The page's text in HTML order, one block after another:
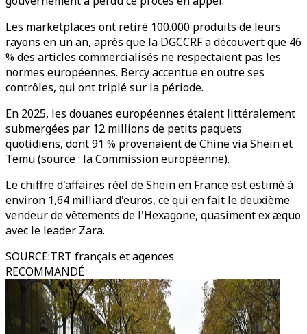
Les marketplaces ont retiré 100.000 produits de leurs
rayons en un an, après que la DGCCRF a découvert que 46
% des articles commercialisés ne respectaient pas les
normes européennes. Bercy accentue en outre ses
contrôles, qui ont triplé sur la période.
En 2025, les douanes européennes étaient littéralement
submergées par 12 millions de petits paquets
quotidiens, dont 91 % provenaient de Chine via Shein et
Temu (source : la Commission européenne).
Le chiffre d'affaires réel de Shein en France est estimé à
environ 1,64 milliard d'euros, ce qui en fait le deuxième
vendeur de vêtements de l'Hexagone, quasiment ex æquo
avec le leader Zara.
SOURCE:TRT français et agences
RECOMMANDÉ